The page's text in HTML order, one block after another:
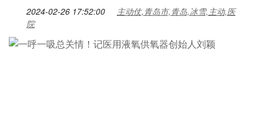
2024-02-26 17:52:00
主动仗,青岛市,青岛,冰雪,主动,医
院